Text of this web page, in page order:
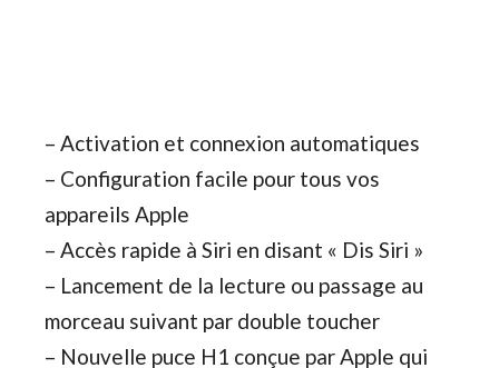
– Activation et connexion automatiques
– Configuration facile pour tous vos
appareils Apple
– Accès rapide à Siri en disant « Dis Siri »
– Lancement de la lecture ou passage au
morceau suivant par double toucher
– Nouvelle puce H1 conçue par Apple qui